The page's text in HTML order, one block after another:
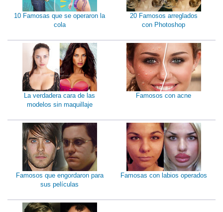
10 Famosas que se operaron la
cola
20 Famosos arreglados
con Photoshop
La verdadera cara de las
modelos sin maquillaje
Famosos con acne
Famosos que engordaron para
sus películas
Famosas con labios operados